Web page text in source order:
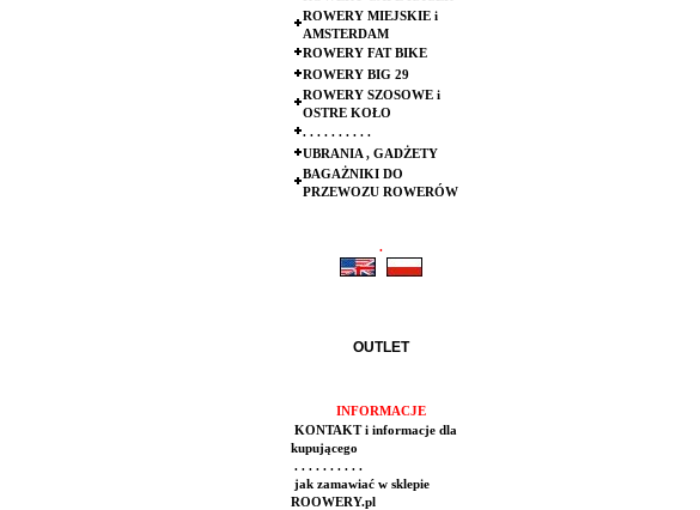
ROWERY MIEJSKIE i
AMSTERDAM
ROWERY FAT BIKE
ROWERY BIG 29
ROWERY SZOSOWE i
OSTRE KOŁO
. . . . . . . . . .
UBRANIA , GADŻETY
BAGAŻNIKI DO
PRZEWOZU ROWERÓW
.
OUTLET
INFORMACJE
KONTAKT i informacje dla
kupującego
. . . . . . . . . .
jak zamawiać w sklepie
ROOWERY.pl